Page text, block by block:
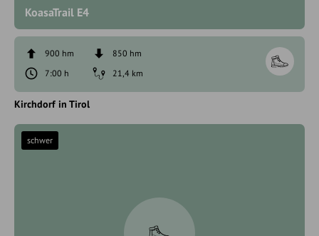
KoasaTrail E4
900 hm
850 hm
7:00 h
21,4 km
Kirchdorf in Tirol
schwer